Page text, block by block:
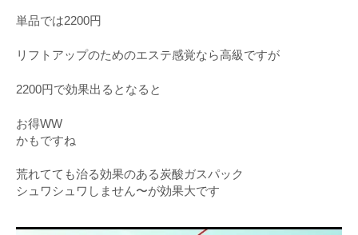
単品では2200円
リフトアップのためのエステ感覚なら高級ですが
2200円で効果出るとなると
お得WW
かもですね
荒れてても治る効果のある炭酸ガスパック
シュワシュワしません〜が効果大です